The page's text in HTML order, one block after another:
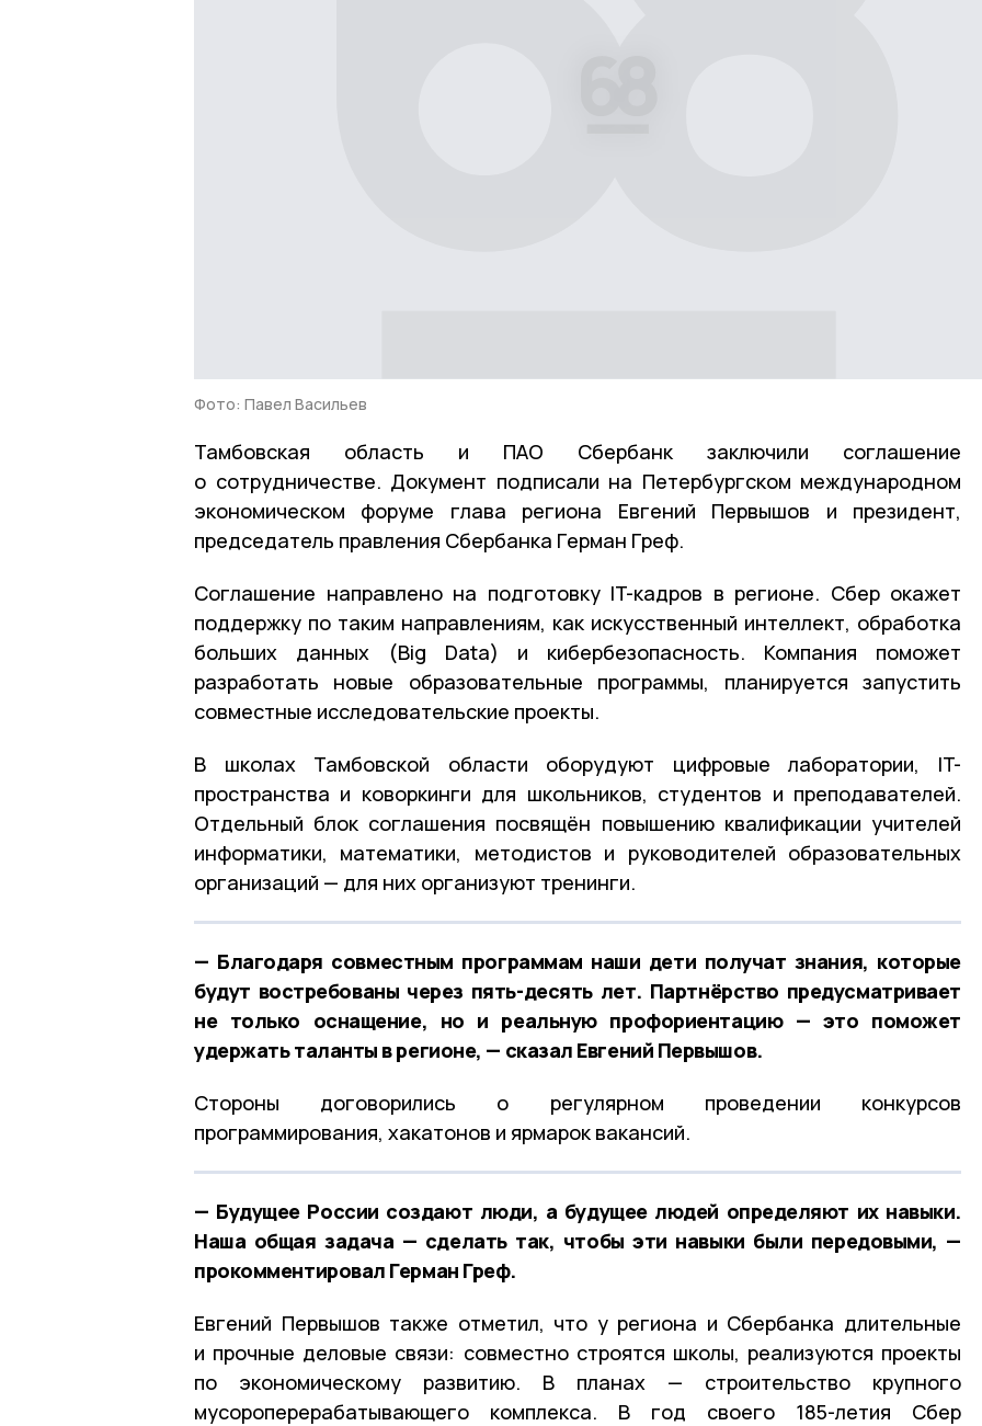
Фото: Павел Васильев
Тамбовская область и ПАО Сбербанк заключили соглашение
о сотрудничестве. Документ подписали на Петербургском международном
экономическом форуме глава региона Евгений Первышов и президент,
председатель правления Сбербанка Герман Греф.
Соглашение направлено на подготовку IT-кадров в регионе. Сбер окажет
поддержку по таким направлениям, как искусственный интеллект, обработка
больших данных (Big Data) и кибербезопасность. Компания поможет
разработать новые образовательные программы, планируется запустить
совместные исследовательские проекты.
В школах Тамбовской области оборудуют цифровые лаборатории, IT-
пространства и коворкинги для школьников, студентов и преподавателей.
Отдельный блок соглашения посвящён повышению квалификации учителей
информатики, математики, методистов и руководителей образовательных
организаций — для них организуют тренинги.
— Благодаря совместным программам наши дети получат знания, которые
будут востребованы через пять-десять лет. Партнёрство предусматривает
не только оснащение, но и реальную профориентацию — это поможет
удержать таланты в регионе, — сказал Евгений Первышов.
Стороны договорились о регулярном проведении конкурсов
программирования, хакатонов и ярмарок вакансий.
— Будущее России создают люди, а будущее людей определяют их навыки.
Наша общая задача — сделать так, чтобы эти навыки были передовыми, —
прокомментировал Герман Греф.
Евгений Первышов также отметил, что у региона и Сбербанка длительные
и прочные деловые связи: совместно строятся школы, реализуются проекты
по экономическому развитию. В планах — строительство крупного
мусороперерабатывающего комплекса. В год своего 185-летия Сбер